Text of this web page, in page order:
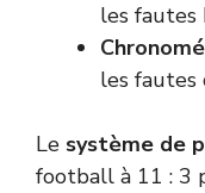
les fautes
les fautes
Le système de
football à 11 : 3